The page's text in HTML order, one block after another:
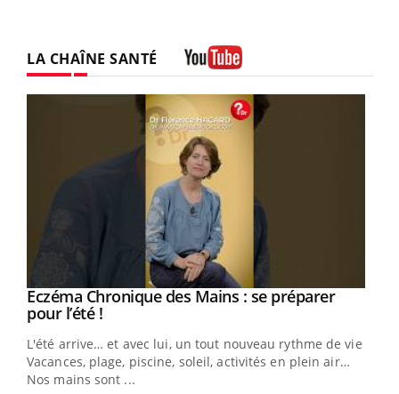
LA CHAÎNE SANTÉ
Youtube
Eczéma Chronique des Mains : se préparer
pour l’été !Youtube
L'été arrive… et avec lui, un tout nouveau rythme de vie !
Vacances, plage, piscine, soleil, activités en plein air…
Nos mains sont ...